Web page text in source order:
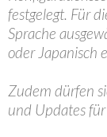
festgelegt. Für
Sprache
oder Japanisch
Zudem dürfen
und Updates für